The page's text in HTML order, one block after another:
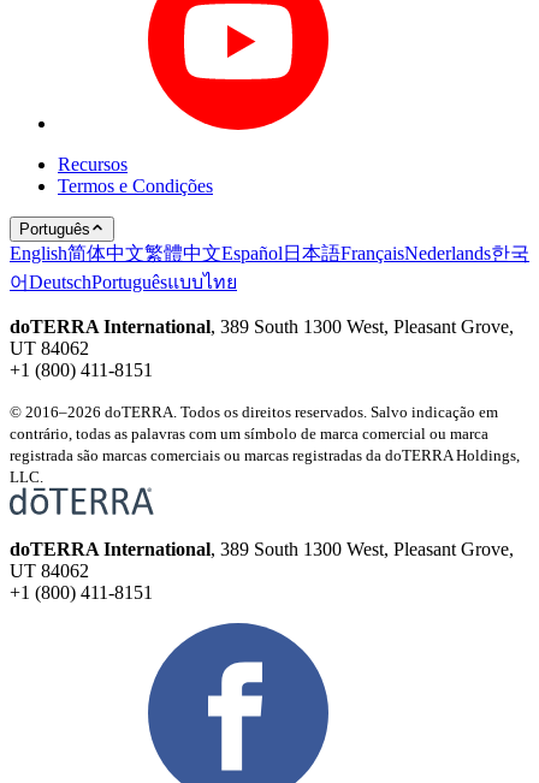
Recursos
Termos e Condições
Português
English简体中文繁體中文Español 日本語FrançaisNederlands한국
어DeutschPortuguêsแบบไทย
doTERRA International, 389 South 1300 West, Pleasant Grove,
UT 84062
+1 (800) 411-8151
© 2016–2026 doTERRA. Todos os direitos reservados. Salvo indicação em
contrário, todas as palavras com um símbolo de marca comercial ou marca
registrada são marcas comerciais ou marcas registradas da doTERRA Holdings,
LLC.
doTERRA International, 389 South 1300 West, Pleasant Grove,
UT 84062
+1 (800) 411-8151